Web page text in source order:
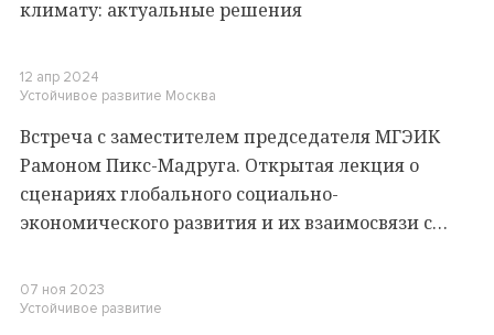
климату: актуальные решения
12 апр 2024
Устойчивое развитие Москва
Встреча с заместителем председателя МГЭИК
Рамоном Пикс-Мадруга. Открытая лекция о
сценариях глобального социально-
экономического развития и их взаимосвязи с
07 ноя 2023
Устойчивое развитие